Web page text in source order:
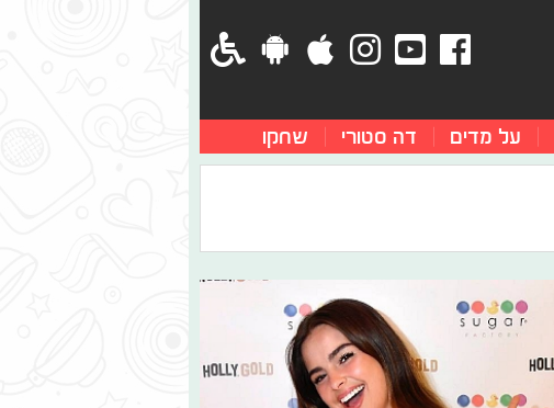
על מדים דה סטורי שחקו